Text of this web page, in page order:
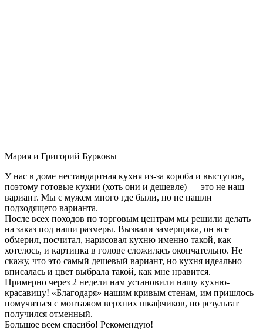
Мария и Григорий Бурковы
У нас в доме нестандартная кухня из-за короба и выступов,
поэтому готовые кухни (хоть они и дешевле) — это не наш
вариант. Мы с мужем много где были, но не нашли
подходящего варианта.
После всех походов по торговым центрам мы решили делать
на заказ под наши размеры. Вызвали замерщика, он все
обмерил, посчитал, нарисовал кухню именно такой, как
хотелось, и картинка в голове сложилась окончательно. Не
скажу, что это самый дешевый вариант, но кухня идеально
вписалась и цвет выбрала такой, как мне нравится.
Примерно через 2 недели нам установили нашу кухню-
красавицу! «Благодаря» нашим кривым стенам, им пришлось
помучиться с монтажом верхних шкафчиков, но результат
получился отменный.
Большое всем спасибо! Рекомендую!